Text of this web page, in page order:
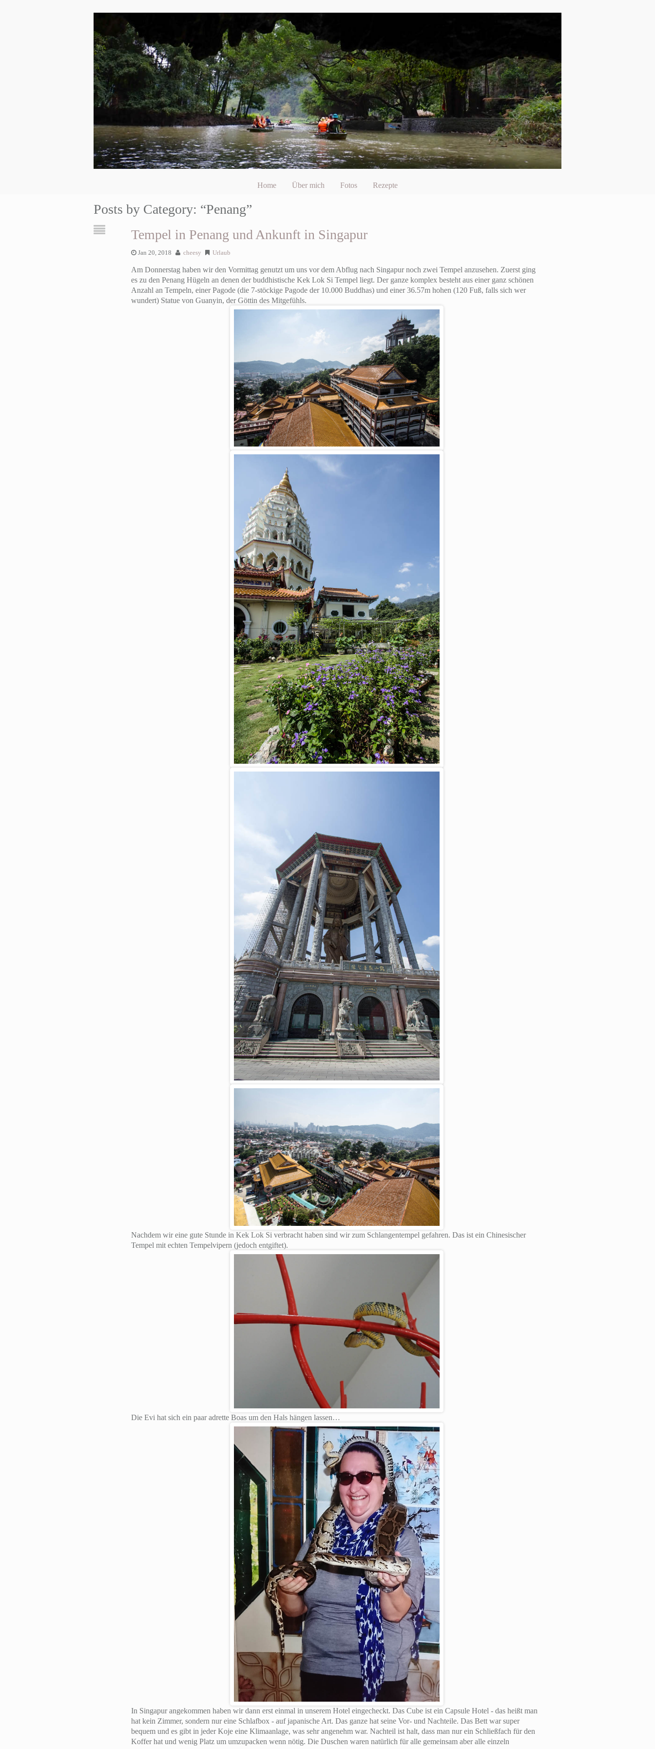
Home Über mich Fotos Rezepte
Posts by Category: “Penang”
Tempel in Penang und Ankunft in Singapur
Jan 20, 2018 cheesy Urlaub
Am Donnerstag haben wir den Vormittag genutzt um uns vor dem Abflug nach Singapur noch zwei Tempel anzusehen. Zuerst ging
es zu den Penang Hügeln an denen der buddhistische Kek Lok Si Tempel liegt. Der ganze komplex besteht aus einer ganz schönen
Anzahl an Tempeln, einer Pagode (die 7-stöckige Pagode der 10.000 Buddhas) und einer 36.57m hohen (120 Fuß, falls sich wer
wundert) Statue von Guanyin, der Göttin des Mitgefühls.
Nachdem wir eine gute Stunde in Kek Lok Si verbracht haben sind wir zum Schlangentempel gefahren. Das ist ein Chinesischer
Tempel mit echten Tempelvipern (jedoch entgiftet).
Die Evi hat sich ein paar adrette Boas um den Hals hängen lassen…
In Singapur angekommen haben wir dann erst einmal in unserem Hotel eingecheckt. Das Cube ist ein Capsule Hotel - das heißt man
hat kein Zimmer, sondern nur eine Schlafbox - auf japanische Art. Das ganze hat seine Vor- und Nachteile. Das Bett war super
bequem und es gibt in jeder Koje eine Klimaanlage, was sehr angenehm war. Nachteil ist halt, dass man nur ein Schließfach für den
Koffer hat und wenig Platz um umzupacken wenn nötig. Die Duschen waren natürlich für alle gemeinsam aber alle einzeln